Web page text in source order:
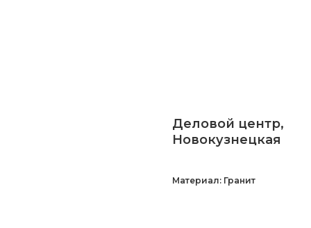
Деловой центр,
Новокузнецкая
Материал: Гранит